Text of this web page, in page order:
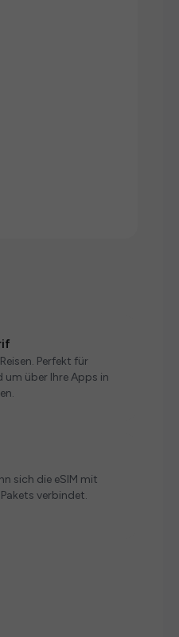
Perfekt für
um über Ihre Apps in
sich die eSIM mit
verbindet.